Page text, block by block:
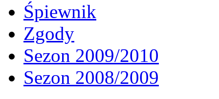
Śpiewnik
Zgody
Sezon 2009/2010
Sezon 2008/2009